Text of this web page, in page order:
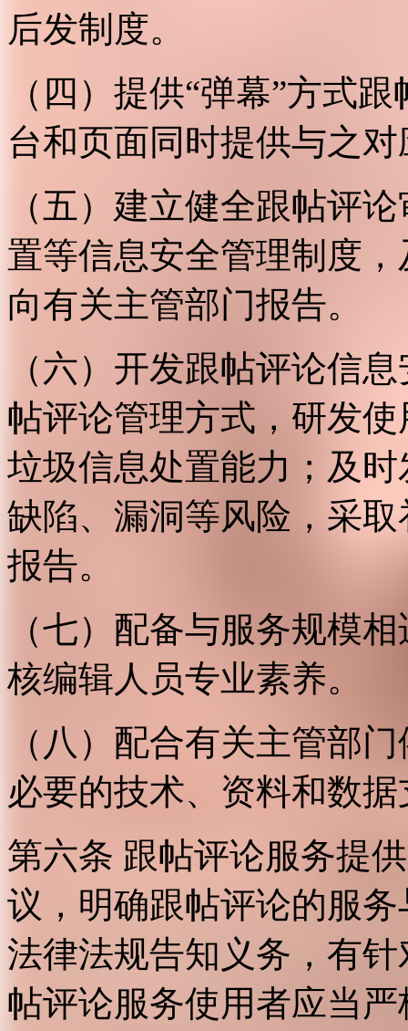
后发制度。
（四）提供“弹幕”方式
台和页面同时提供与之
（五）建立健全跟帖评
置等信息安全管理制度
向有关主管部门报告。
（六）开发跟帖评论信
帖评论管理方式，研发
垃圾信息处置能力；及
缺陷、漏洞等风险，采
报告。
（七）配备与服务规模
核编辑人员专业素养。
（八）配合有关主管部
必要的技术、资料和数
第六条 跟帖评论服务提
议，明确跟帖评论的服
法律法规告知义务，有
帖评论服务使用者应当